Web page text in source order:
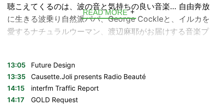
▼Causette.Joli presents Radio Beauté
OA 毎月第2日曜13:35-
"指先から花、咲う" 日本製ネイルブランド Causette.Joli
フスタイルを考えていくスペシャルコーナー。
---
Causette.Joli
https://causettejoli.jp/
聴こえてくるのは、波の音と気持ちの良い音楽… 自由奔放
に生きる波乗り自然派パパ、George Cockleと、イルカを
愛するナチュラルウーマン、渡辺麻耶がお届けする音楽プ
興味のないことは一瞬で忘れるけれど、大好きな曲の情報
は何年 経っても覚えてる…！そんな生きる音楽辞典、
George Cockleが、日曜日のお昼にぴったりなグッドミュ
ージックをセレクト。素敵なミュージシャンや、海にまつ
READ MORE
13:05
Future Design
13:35
Causette.Joli presents Radio Beauté
14:15
interfm Traffic Report
14:17
GOLD Request